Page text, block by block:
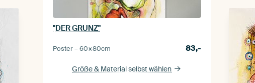
"DER GRUNZ"
Poster –60×80cm 83,-
Größe & Material selbst wählen